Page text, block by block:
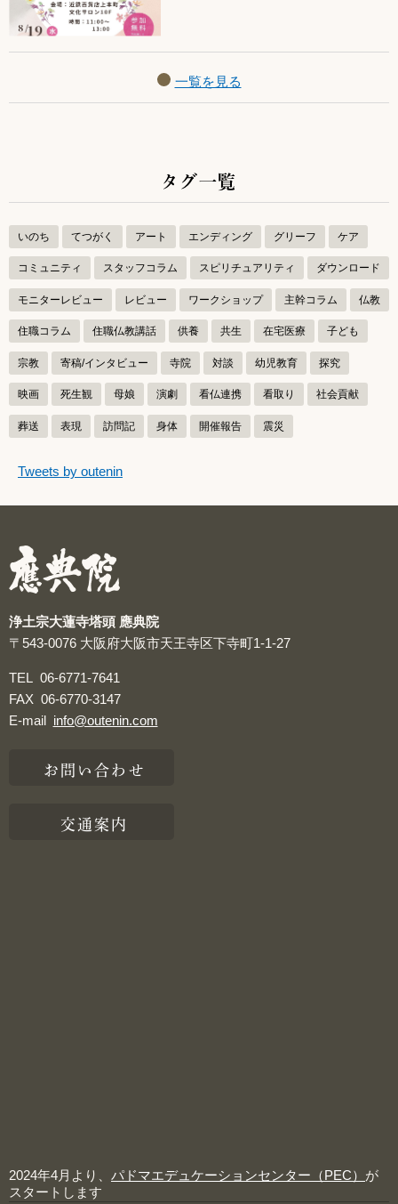
一覧を見る
タグ一覧
いのち てつがく アート エンディング グリーフ ケア
コミュニティ スタッフコラム スピリチュアリティ ダウンロード
モニターレビュー レビュー ワークショップ 主幹コラム 仏教
住職コラム 住職仏教講話 供養 共生 在宅医療 子ども
宗教 寄稿/インタビュー 寺院 対談 幼児教育 探究
映画 死生観 母娘 演劇 看仏連携 看取り 社会貢献
葬送 表現 訪問記 身体 開催報告 震災
つぶやき
つぶやきをスキップする
Tweets by outenin
浄土宗大蓮寺塔頭 應典院
〒543-0076 大阪府大阪市天王寺区下寺町1-1-27
TEL 06-6771-7641
FAX 06-6770-3147
E-mail info@outenin.com
お問い合わせ
交通案内
2024年4月より、 パドマエデュケーションセンター（PEC） が
スタートします